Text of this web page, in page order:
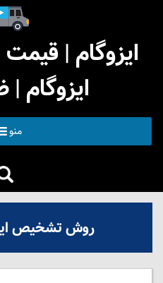
ایزوگام |
ایزوگام
منو
روش تشخیص